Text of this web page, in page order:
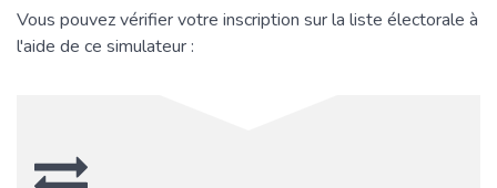
Vous pouvez vérifier votre inscription sur la liste électorale à
l'aide de ce simulateur :